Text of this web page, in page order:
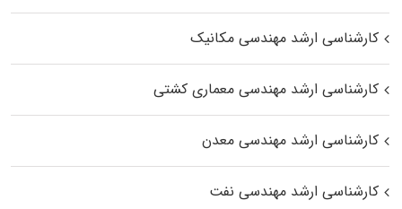
کارشناسی ارشد مهندسی مکانیک
کارشناسی ارشد مهندسی معماری کشتی
کارشناسی ارشد مهندسی معدن
کارشناسی ارشد مهندسی نفت